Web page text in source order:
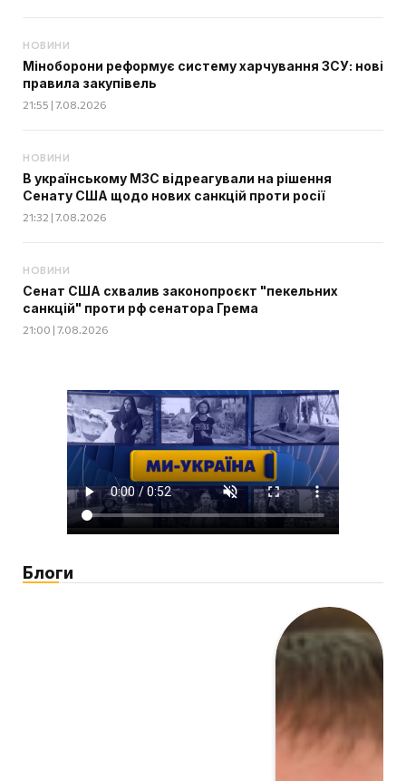
НОВИНИ
Міноборони реформує систему харчування ЗСУ: нові
правила закупівель
21:55 | 7.08.2026
НОВИНИ
В українському МЗС відреагували на рішення
Сенату США щодо нових санкцій проти росії
21:32 | 7.08.2026
НОВИНИ
Сенат США схвалив законопроєкт "пекельних
санкцій" проти рф сенатора Грема
21:00 | 7.08.2026
Блоги